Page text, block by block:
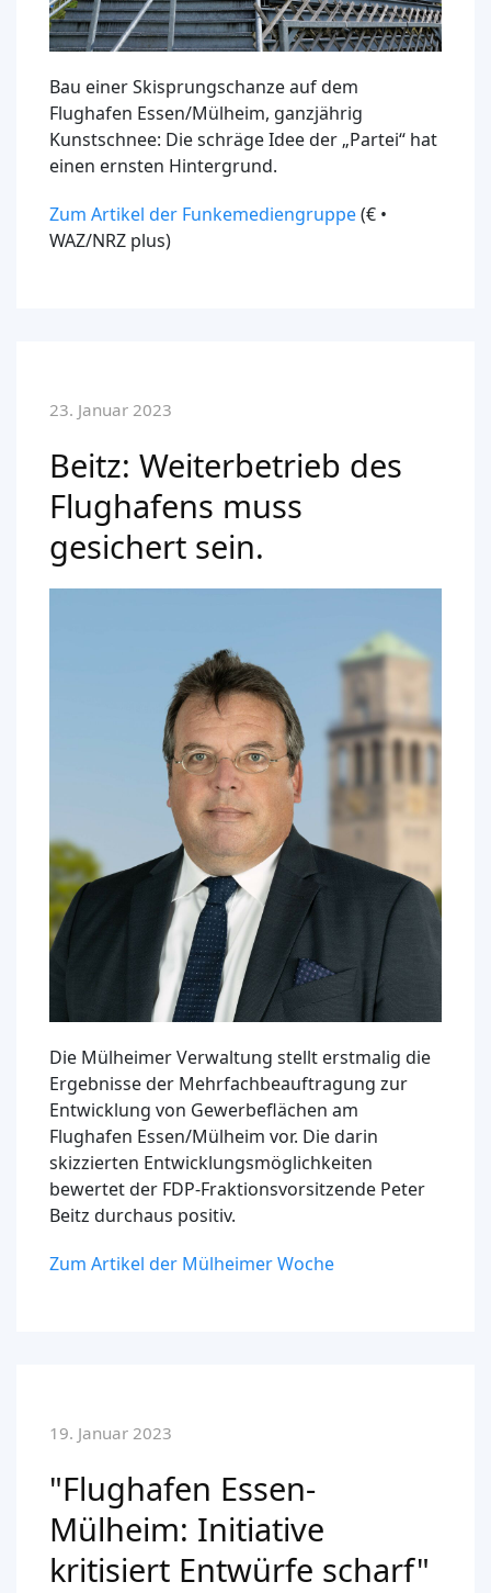
Bau einer Skisprungschanze auf dem
Flughafen Essen/Mülheim, ganzjährig
Kunstschnee: Die schräge Idee der „Partei“ hat
einen ernsten Hintergrund.
Zum Artikel der Funkemediengruppe(€ •
WAZ/NRZ plus)
23. Januar 2023
Beitz: Weiterbetrieb des
Flughafens muss
gesichert sein.
Die Mülheimer Verwaltung stellt erstmalig die
Ergebnisse der Mehrfachbeauftragung zur
Entwicklung von Gewerbeflächen am
Flughafen Essen/Mülheim vor. Die darin
skizzierten Entwicklungsmöglichkeiten
bewertet der FDP-Fraktionsvorsitzende Peter
Beitz durchaus positiv.
Zum Artikel der Mülheimer Woche
19. Januar 2023
"Flughafen Essen-
Mülheim: Initiative
kritisiert Entwürfe scharf"